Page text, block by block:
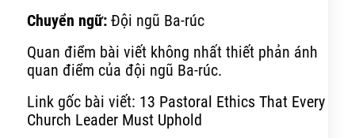
Chuyển ngữ:Đội ngũ Ba-rúc
Quan điểm bài viết không nhất thiết phản ánh
quan điểm của đội ngũ Ba-rúc.
Link gốc bài viết: 13 Pastoral Ethics That Every
Church Leader Must Uphold